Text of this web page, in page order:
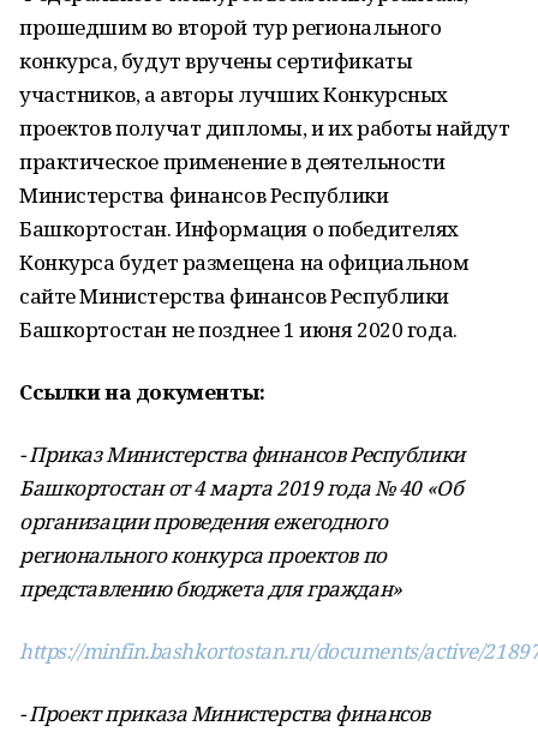
прошедшим во второй тур регионального
конкурса, будут вручены сертификаты
участников, а авторы лучших Конкурсных
проектов получат дипломы, и их работы найдут
практическое применение в деятельности
Министерства финансов Республики
Башкортостан. Информация о победителях
Конкурса будет размещена на официальном
сайте Министерства финансов Республики
Башкортостан не позднее 1 июня 2020 года.
Ссылки на документы:
- Приказ Министерства финансов Республики
Башкортостан от 4 марта 2019 года № 40 «Об
организации проведения ежегодного
регионального конкурса проектов по
представлению бюджета для граждан»
https://minfin.bashkortostan.ru/documents/active/
- Проект приказа Министерства финансов